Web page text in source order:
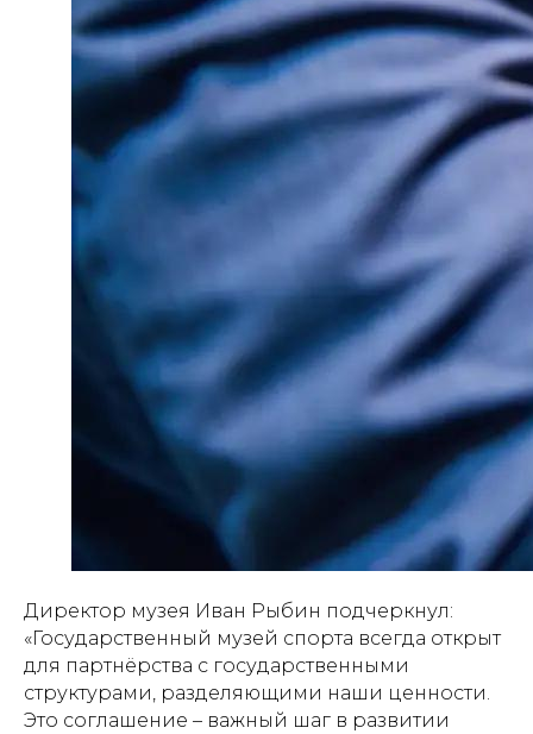
Директор музея Иван Рыбин подчеркнул:
«Государственный музей спорта всегда открыт
для партнёрства с государственными
структурами, разделяющими наши ценности.
Это соглашение – важный шаг в развитии
Режим работы:
Пн. - Пт. 10.00-17.00
Вс. 10.00-17.00
Документы:
Противодействие коррупции
Посетителям:
+7 (499) 941-07-73
metodsportsmus@mail.ru
info@museumsport.ru